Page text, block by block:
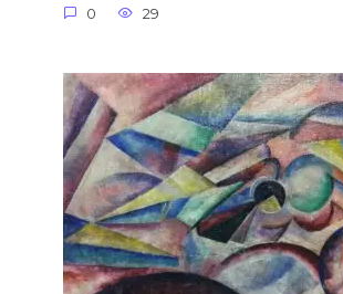
0 29